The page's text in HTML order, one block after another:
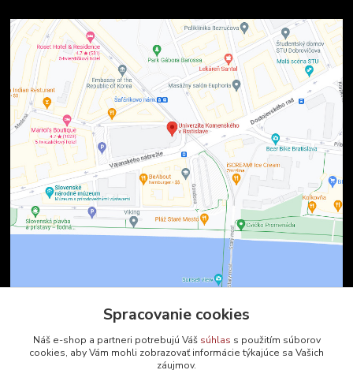
Kontakty
Spracovanie cookies
Náš e-shop a partneri potrebujú Váš súhlas s použitím súborov
cookies, aby Vám mohli zobrazovať informácie týkajúce sa Vašich
záujmov.